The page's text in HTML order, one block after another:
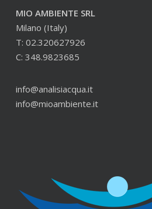
MIO AMBIENTE SRL
Milano (Italy)
T: 02.320627926
C: 348.9823685
info@analisiacqua.it
info@mioambiente.it